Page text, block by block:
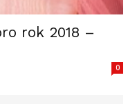
rok 2018 –
0